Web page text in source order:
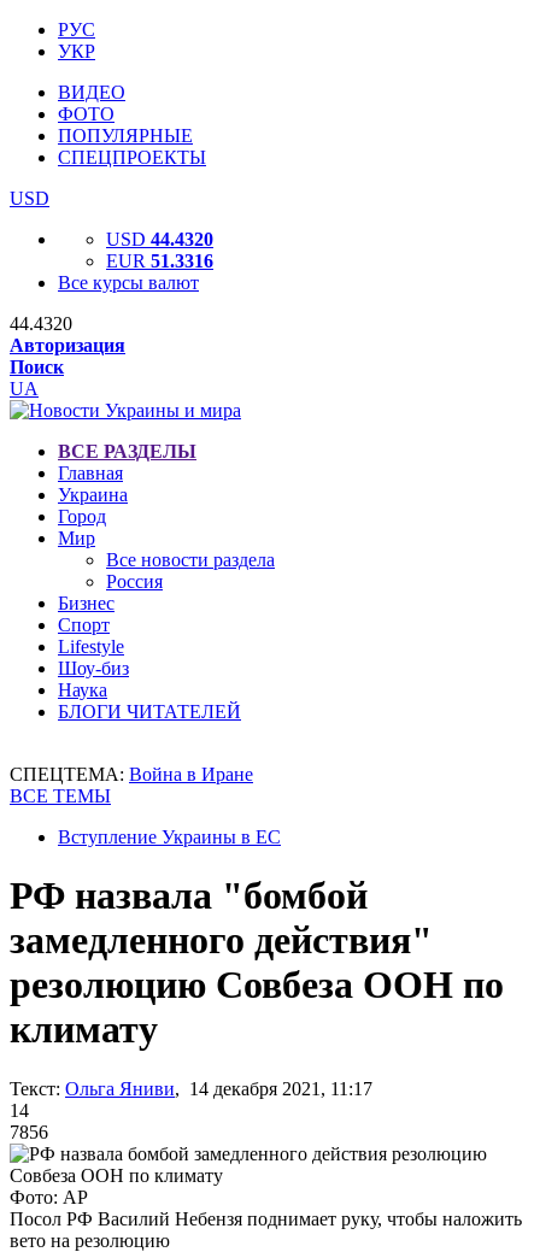
РУС
УКР
ВИДЕО
ФОТО
ПОПУЛЯРНЫЕ
СПЕЦПРОЕКТЫ
USD
USD 44.4320
EUR 51.3316
Все курсы валют
44.4320
Авторизация
Поиск
UA
ВСЕ РАЗДЕЛЫ
Главная
Украина
Город
Мир
Все новости раздела
Россия
Бизнес
Спорт
Lifestyle
Шоу-биз
Наука
БЛОГИ ЧИТАТЕЛЕЙ
СПЕЦТЕМА: Война в Иране
ВСЕ ТЕМЫ
Вступление Украины в ЕС
РФ назвала "бомбой
замедленного действия"
резолюцию Совбеза ООН по
климату
Текст: Ольга Яниви, 14 декабря 2021, 11:17
14
7856
Фото: AP
Посол РФ Василий Небензя поднимает руку, чтобы наложить
вето на резолюцию